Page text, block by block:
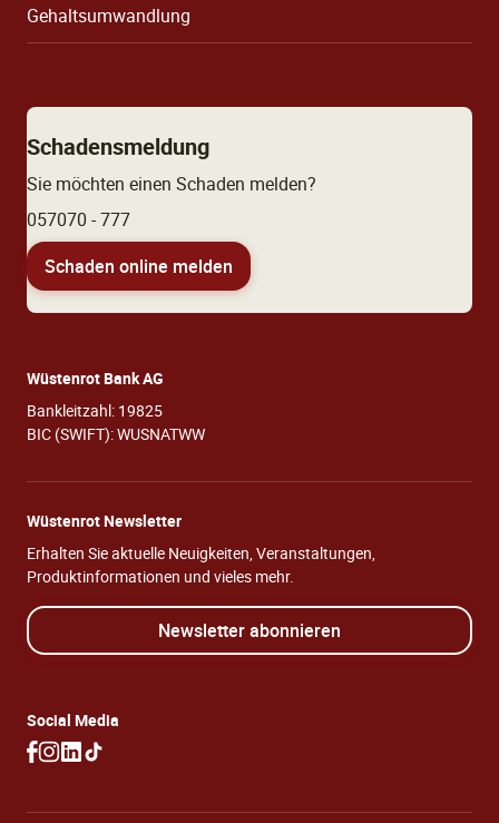
Gehaltsumwandlung
Schadensmeldung
Sie möchten einen Schaden melden?
057070 - 777
Schaden online melden
Wüstenrot Bank AG
Bankleitzahl: 19825
BIC (SWIFT): WUSNATWW
Wüstenrot Newsletter
Erhalten Sie aktuelle Neuigkeiten, Veranstaltungen,
Produktinformationen und vieles mehr.
Newsletter abonnieren
Social Media